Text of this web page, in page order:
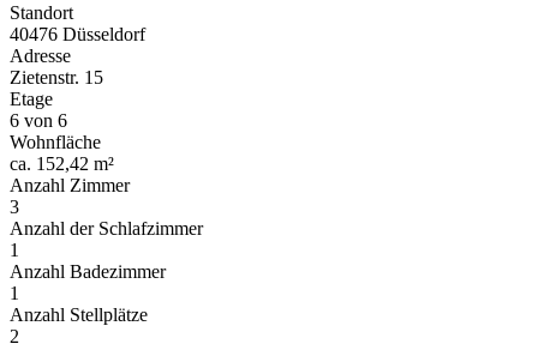
Standort
40476 Düsseldorf
Adresse
Zietenstr. 15
Etage
6 von 6
Wohnfläche
ca. 152,42 m²
Anzahl Zimmer
3
Anzahl der Schlafzimmer
1
Anzahl Badezimmer
1
Anzahl Stellplätze
2